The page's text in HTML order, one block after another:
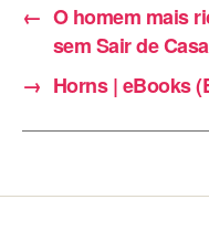
← O homem mais
sem Sair de
→ Horns | eBooks